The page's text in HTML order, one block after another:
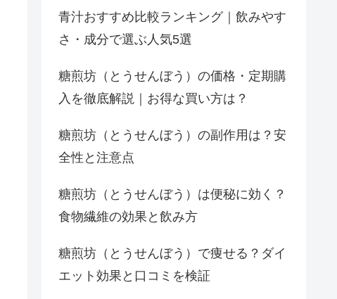
青汁おすすめ比較ランキング｜飲みやす
さ・成分で選ぶ人気5選
糖煎坊（とうせんぼう）の価格・定期購
入を徹底解説｜お得な買い方は？
糖煎坊（とうせんぼう）の副作用は？安
全性と注意点
糖煎坊（とうせんぼう）は便秘に効く？
食物繊維の効果と飲み方
糖煎坊（とうせんぼう）で痩せる？ダイ
エット効果と口コミを検証